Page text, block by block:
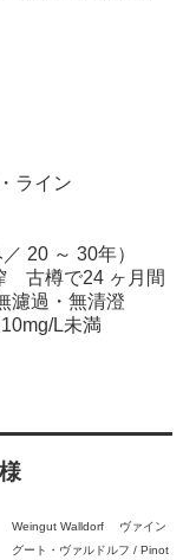
ライン
20 ～ 30年）
古樽で24 ヶ月間
濾過・無清澄
L未満
Weingut Walldorf ヴァイン
グート・ヴァルドルフ / Pinot